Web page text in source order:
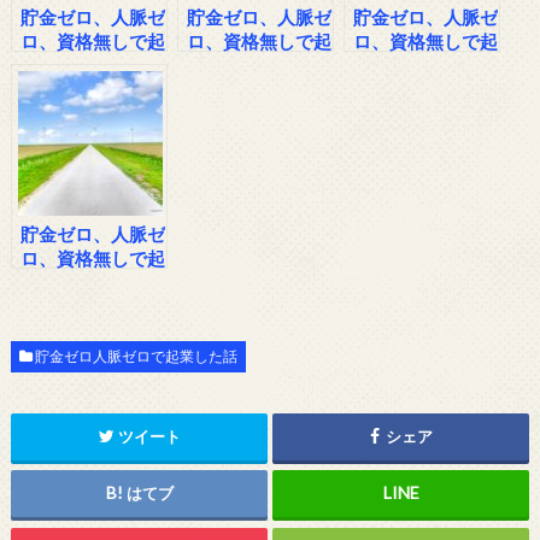
貯金ゼロ、人脈ゼ
ロ、資格無しで起
７
貯金ゼロ、人脈ゼ
ロ、資格無しで起
貯金ゼロ、人脈ゼ
ロ、資格無しで起
貯金ゼロ、人脈ゼ
ロ、資格無しで起
貯金ゼロ人脈ゼロで起業した話
ツイート シェア
はてブ